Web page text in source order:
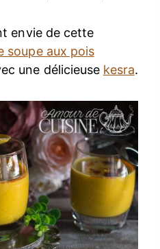
envie de cette
soupe aux pois
une délicieuse kesra.